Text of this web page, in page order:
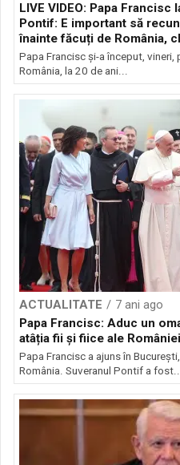
LIVE VIDEO: Papa
Pontif: E important să
înainte făcuți de România,
Papa Francisc și-a început, vineri,
România, la 20 de ani...
ACTUALITATE
7 ani ago
Papa Francisc: Aduc un
atâția fii și fiice ale României
Papa Francisc a ajuns în
România. Suveranul Pontif a